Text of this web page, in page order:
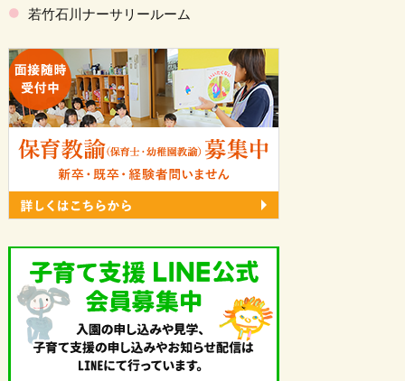
若竹石川ナーサリールーム